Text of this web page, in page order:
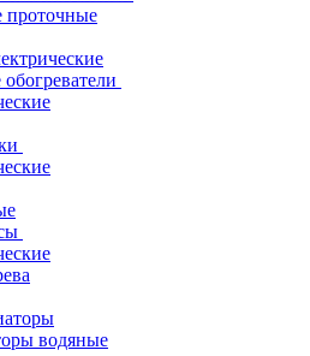
проточные
водяные